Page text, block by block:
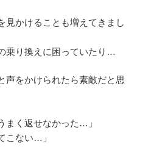
見かけることも増えてきまし
乗り換えに困っていたり…
声をかけられたら素敵だと思
まく返せなかった…」
こない…」